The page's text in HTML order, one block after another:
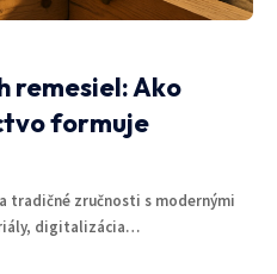
remesiel: Ako
formuje
tradičné zručnosti s modernými
digitalizácia…